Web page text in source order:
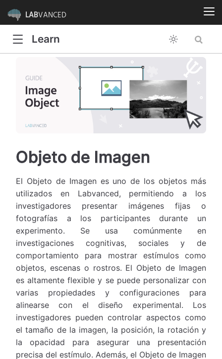
LABVANCED
Learn
Objeto de Imagen
El Objeto de Imagen es uno de los objetos más
utilizados en Labvanced, permitiendo a los
investigadores presentar imágenes fijas o
fotografías a los participantes durante un
experimento. Se usa comúnmente en
investigaciones cognitivas, sociales y de
comportamiento para mostrar estímulos como
objetos, escenas o rostros. El Objeto de Imagen
es altamente flexible y se puede personalizar con
varias propiedades y configuraciones para
alinearse con el diseño experimental. Los
investigadores pueden controlar aspectos como
el tamaño de la imagen, la posición, la rotación y
la opacidad para asegurar una presentación
precisa del estímulo. Además, el Objeto de Imagen